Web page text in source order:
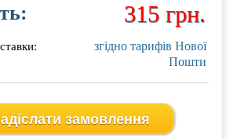
315 грн.
315 грн.
згідно тарифів Нової
Пошти
замовлення